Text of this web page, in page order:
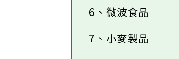
6、微波食品
7、小麥製品